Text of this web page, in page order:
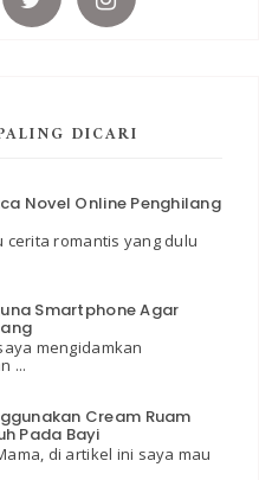
DICARI
Novel Online Penghilang
cerita romantis yang dulu
Smartphone Agar
mengidamkan
...
Cream Ruam
Pada Bayi
di artikel ini saya mau